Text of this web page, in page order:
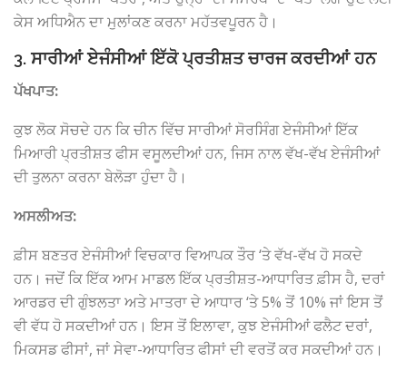
ਕੇਸ ਅਧਿਐਨ ਦਾ ਮੁਲਾਂਕਣ ਕਰਨਾ ਮਹੱਤਵਪੂਰਨ ਹੈ।
3. ਸਾਰੀਆਂ ਏਜੰਸੀਆਂ ਇੱਕੋ ਪ੍ਰਤੀਸ਼ਤ ਚਾਰਜ ਕਰਦੀਆਂ ਹਨ
ਪੱਖਪਾਤ:
ਕੁਝ ਲੋਕ ਸੋਚਦੇ ਹਨ ਕਿ ਚੀਨ ਵਿੱਚ ਸਾਰੀਆਂ ਸੋਰਸਿੰਗ ਏਜੰਸੀਆਂ ਇੱਕ
ਮਿਆਰੀ ਪ੍ਰਤੀਸ਼ਤ ਫੀਸ ਵਸੂਲਦੀਆਂ ਹਨ, ਜਿਸ ਨਾਲ ਵੱਖ-ਵੱਖ ਏਜੰਸੀਆਂ
ਦੀ ਤੁਲਨਾ ਕਰਨਾ ਬੇਲੋੜਾ ਹੁੰਦਾ ਹੈ।
ਅਸਲੀਅਤ:
ਫ਼ੀਸ ਬਣਤਰ ਏਜੰਸੀਆਂ ਵਿਚਕਾਰ ਵਿਆਪਕ ਤੌਰ ‘ਤੇ ਵੱਖ-ਵੱਖ ਹੋ ਸਕਦੇ
ਹਨ। ਜਦੋਂ ਕਿ ਇੱਕ ਆਮ ਮਾਡਲ ਇੱਕ ਪ੍ਰਤੀਸ਼ਤ-ਆਧਾਰਿਤ ਫ਼ੀਸ ਹੈ, ਦਰਾਂ
ਆਰਡਰ ਦੀ ਗੁੰਝਲਤਾ ਅਤੇ ਮਾਤਰਾ ਦੇ ਆਧਾਰ ‘ਤੇ 5% ਤੋਂ 10% ਜਾਂ ਇਸ ਤੋਂ
ਵੀ ਵੱਧ ਹੋ ਸਕਦੀਆਂ ਹਨ। ਇਸ ਤੋਂ ਇਲਾਵਾ, ਕੁਝ ਏਜੰਸੀਆਂ ਫਲੈਟ ਦਰਾਂ,
ਮਿਕਸਡ ਫੀਸਾਂ, ਜਾਂ ਸੇਵਾ-ਆਧਾਰਿਤ ਫੀਸਾਂ ਦੀ ਵਰਤੋਂ ਕਰ ਸਕਦੀਆਂ ਹਨ।